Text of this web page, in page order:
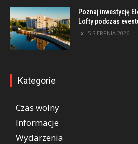
Poznaj inwestycję
Lofty podczas
5 SIERPNIA 2026
Kategorie
Czas wolny
Informacje
Wydarzenia